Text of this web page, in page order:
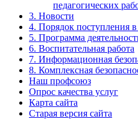
педагогических
3. Новости
4. Порядок поступления
5. Программа
6. Воспитательная работа
7. Информационная
8. Комплексная
Наш профсоюз
Опрос качества услуг
Карта сайта
Старая версия сайта